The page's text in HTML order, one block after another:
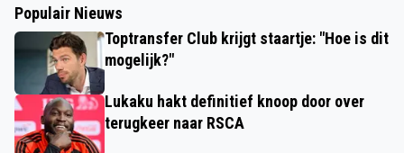
Populair Nieuws
Toptransfer Club krijgt staartje: "Hoe is dit
mogelijk?"
Lukaku hakt definitief knoop door over
terugkeer naar RSCA